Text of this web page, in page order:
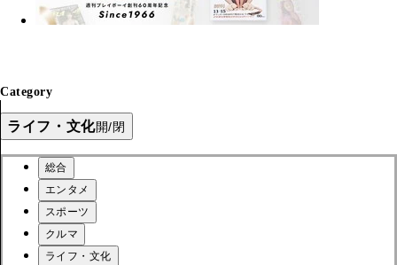
Category
ライフ・文化開/閉
総合
エンタメ
スポーツ
クルマ
ライフ・文化